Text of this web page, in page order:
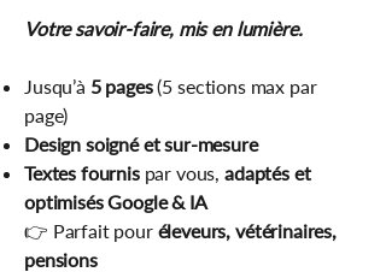
Votre savoir-faire, mis en lumière.
Jusqu’à 5 pages(5 sections max par
page)
Design soigné et sur-mesure
Textes fournis par vous, adaptés et
optimisés Google & IA
👉 Parfait pour éleveurs, vétérinaires,
pensions